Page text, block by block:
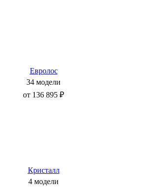
Евролос
34 модели
от 136 895 ₽
Кристалл
4 модели